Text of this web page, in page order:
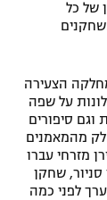
של כל
הצעירה
על שפה
וגם סיפורים
מהמאמנים
מזרחי עברו
שחקן
לפני כמה